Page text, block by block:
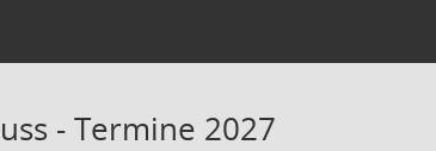
- Termine 2027